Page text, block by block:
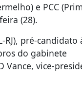
e PCC
(28).
pré-candidato
do gabinete
Vance, vice-